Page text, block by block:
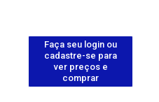
Faça seu login ou
cadastre-se para
ver preços e
comprar